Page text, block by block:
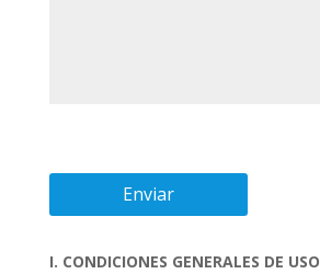
I. CONDICIONES GENERALES DE USO